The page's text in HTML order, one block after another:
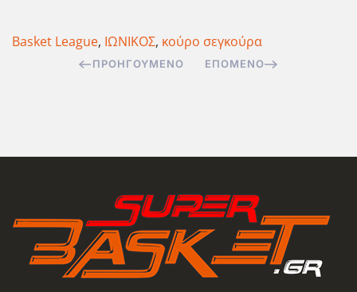
Basket League, ΙΩΝΙΚΟΣ, κούρο σεγκούρα
ΠΡΟΗΓΟΎΜΕΝΟ ΕΠΌΜΕΝΟ